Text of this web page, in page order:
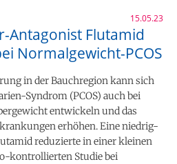
15.05.23
Antagonist Flutamid
Normalgewicht-PCOS
in der Bauchregion kann sich
Syndrom (PCOS) auch bei
entwickeln und das
erhöhen. Eine niedrig-
reduzierte in einer kleinen
kontrollierten Studie bei